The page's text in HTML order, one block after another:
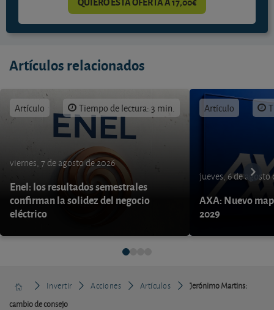
Artículos relacionados
Artículo Tiempo de lectura: 3 min.
viernes, 7 de agosto de 2026
Enel: los resultados semestrales
confirman la solidez del negocio
eléctrico
Artículo
jueves, 6 de agosto
AXA: Nuevo
2029
Invertir Acciones Artículos
Jerónimo Martins:
cambio de consejo